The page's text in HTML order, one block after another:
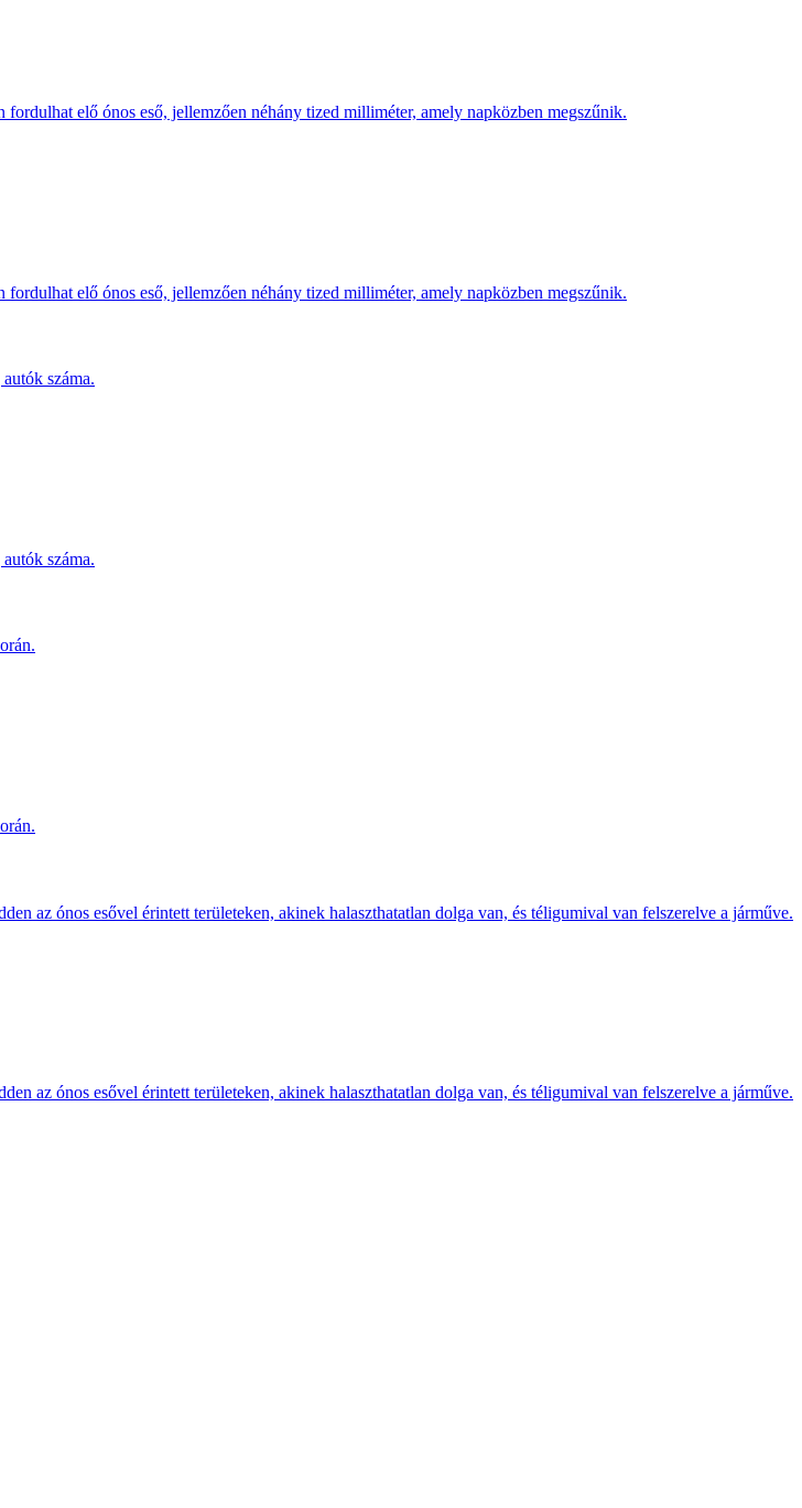
elő ónos eső, jellemzően néhány tized milliméter, amely napközben megszűnik.
elő ónos eső, jellemzően néhány tized milliméter, amely napközben megszűnik.
száma.
száma.
az ónos esővel érintett területeken, akinek halaszthatatlan dolga van, és téligumival van felszerelve a járműve.
az ónos esővel érintett területeken, akinek halaszthatatlan dolga van, és téligumival van felszerelve a járműve.